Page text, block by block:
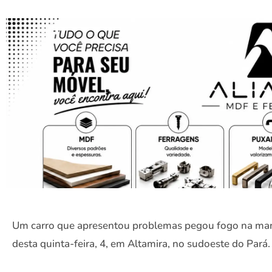
Um carro que apresentou problemas pegou fogo na
desta quinta-feira, 4, em Altamira, no sudoeste do Pará.